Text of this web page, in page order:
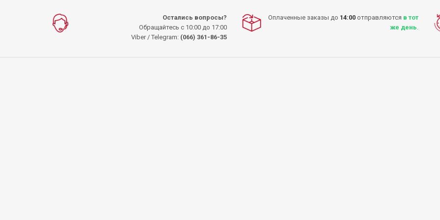
Остались вопросы?
Обращайтесь с 10:00 до 17:00
Viber / Telegram: (066) 361-86-35
Оплаченные заказы до 14:00 отправляются в тот
же день.